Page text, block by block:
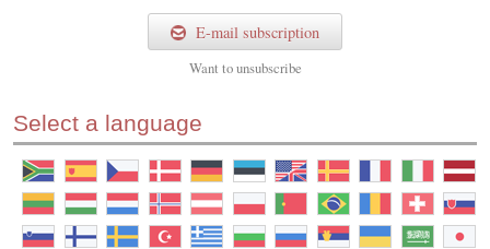
E-mail subscription
Want tounsubscribe
Select a language